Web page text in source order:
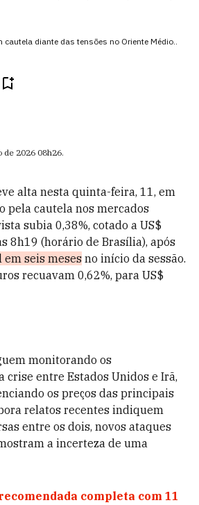
cautela diante das tensões no Oriente Médio..
de 2026 08h26.
alta nesta quinta-feira, 11, em
pela cautela nos mercados
subia 0,38%, cotado a US$
8h19 (horário de Brasília), após
seis meses no início da sessão.
recuavam 0,62%, para US$
monitorando os
crise entre Estados Unidos e Irã,
os preços das principais
relatos recentes indiquem
entre os dois, novos ataques
a incerteza de uma
completa com 11